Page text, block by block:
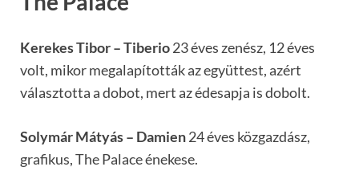
Kerekes Tibor – Tiberio23 éves zenész, 12 éves
volt, mikor megalapították az együttest, azért
választotta a dobot, mert az édesapja is dobolt.
Solymár Mátyás – Damien24 éves közgazdász,
grafikus, The Palace énekese.